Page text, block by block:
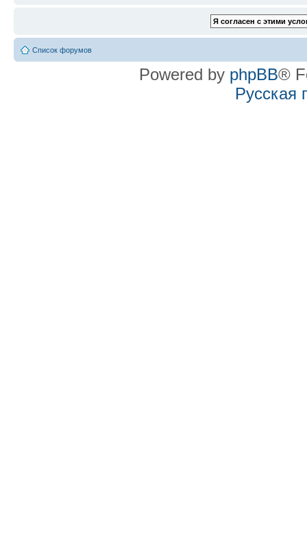
Список форумов
Powered by phpBB®
Русская